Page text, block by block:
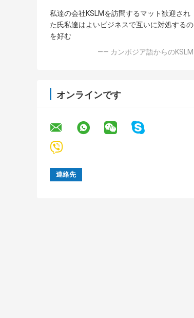
私達の会社KSLMを訪問するマット歓迎され
た氏私達はよいビジネスで互いに対処するの
を好む
—— カンボジア語からのKSLM
オンラインです